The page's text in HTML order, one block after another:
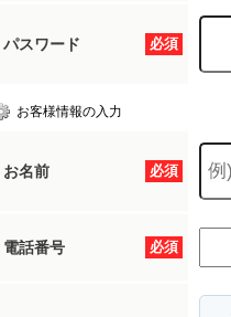
必須
パスワード
お客様情報の入力
必須
お名前
必須
電話番号